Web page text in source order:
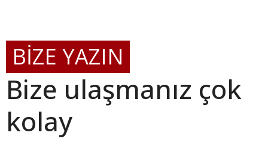
BİZE YAZIN
Bize ulaşmanız çok
kolay